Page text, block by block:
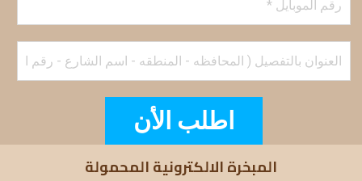
اطلب الأن
المبخرة الالكترونية المحمولة